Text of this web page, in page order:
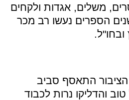
משלים, אגדות ולקחים
הספרים נעשו רב מכר
"ל.
התאסף סביב
והדליקו נרות לכבוד